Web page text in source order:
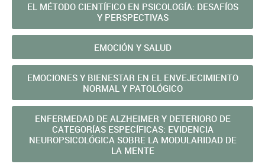
EL MÉTODO CIENTÍFICO EN PSICOLOGÍA: DESAFÍOS
Y PERSPECTIVAS
EMOCIÓN Y SALUD
EMOCIONES Y BIENESTAR EN EL ENVEJECIMIENTO
NORMAL Y PATOLÓGICO
ENFERMEDAD DE ALZHEIMER Y DETERIORO DE
CATEGORÍAS ESPECÍFICAS: EVIDENCIA
NEUROPSICOLÓGICA SOBRE LA MODULARIDAD DE
LA MENTE